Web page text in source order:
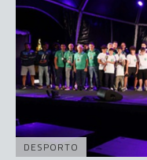
DESPORTO